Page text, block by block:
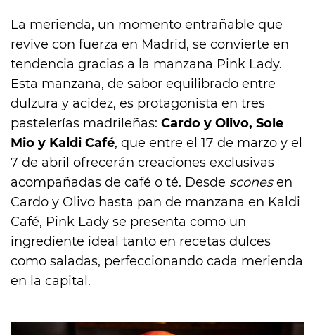
La merienda, un momento entrañable que
revive con fuerza en Madrid, se convierte en
tendencia gracias a la manzana Pink Lady.
Esta manzana, de sabor equilibrado entre
dulzura y acidez, es protagonista en tres
pastelerías madrileñas: Cardo y Olivo, Sole
Mio y Kaldi Café, que entre el 17 de marzo y el
7 de abril ofrecerán creaciones exclusivas
acompañadas de café o té. Desde sconesen
Cardo y Olivo hasta pan de manzana en Kaldi
Café, Pink Lady se presenta como un
ingrediente ideal tanto en recetas dulces
como saladas, perfeccionando cada merienda
en la capital.